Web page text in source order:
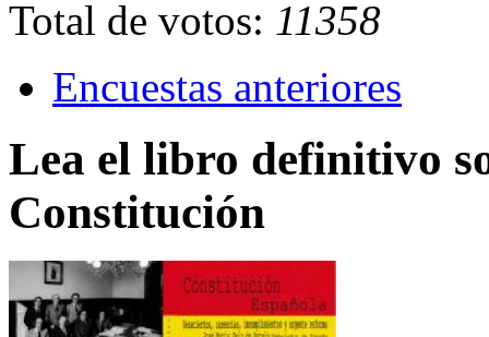
Total de votos: 11358
Encuestas anteriores
Lea el libro definitivo
Constitución